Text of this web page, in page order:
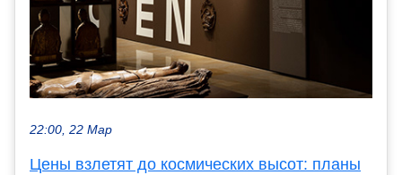
22:00, 22 Мар
Цены взлетят до космических высот: планы